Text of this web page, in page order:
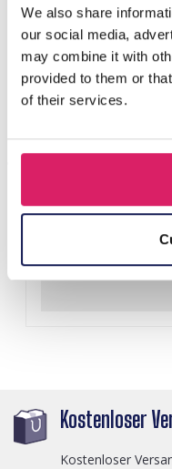
We also share
our social media,
may combine it with
provided to them or
of their services.
D-E2.3 R221-
Kostenloser
Kostenloser